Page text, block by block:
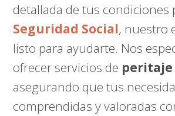
detallada de tus condiciones
Seguridad Social, nuestro
listo para ayudarte. Nos
ofrecer servicios de peritaje
asegurando que tus
comprendidas y valoradas